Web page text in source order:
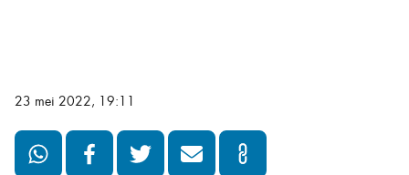
23 mei 2022, 19:11